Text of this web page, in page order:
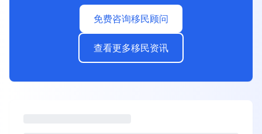
免费咨询移民顾问
查看更多移民资讯